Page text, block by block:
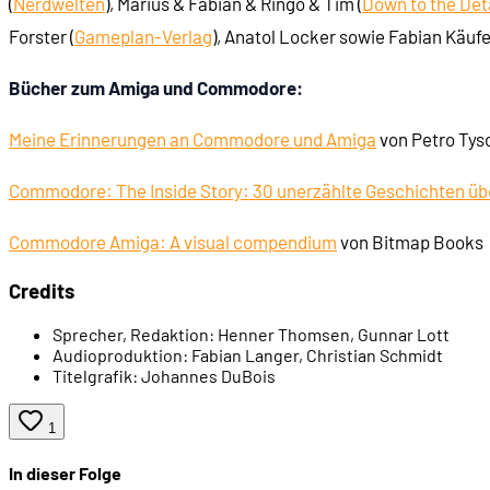
00:06:03 - Video Toaster (1990)
00:07:22 - Lightwave 3D
00:09:05
00:10:01 - Petro Tyschtschenko
00:11:36
Forster (Gameplan-Verlag), Anatol Locker sowie Fabian
Bücher zum Amiga und Commodore:
Meine Erinnerungen an Commodore und Amiga von Petro
Commodore: The Inside Story: 30 unerzählte Geschichten
Commodore Amiga: A visual compendium von Bitmap Books
Credits
Sprecher, Redaktion: Henner Thomsen, Gunnar Lott
Audioproduktion: Fabian Langer, Christian Schmidt
Titelgrafik: Johannes DuBois
1
In dieser Folge